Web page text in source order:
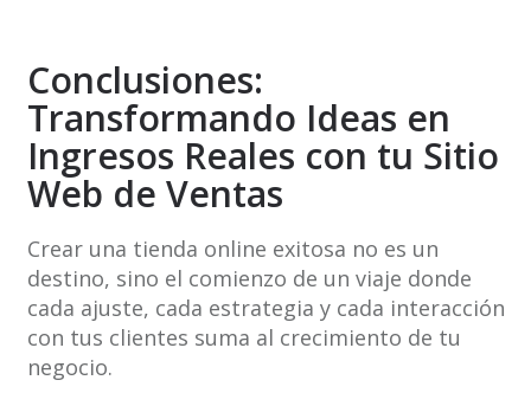
Conclusiones:
Transformando Ideas en
Ingresos Reales con tu Sitio
Web de Ventas
Crear una tienda online exitosa no es un
destino, sino el comienzo de un viaje donde
cada ajuste, cada estrategia y cada interacción
con tus clientes suma al crecimiento de tu
negocio.